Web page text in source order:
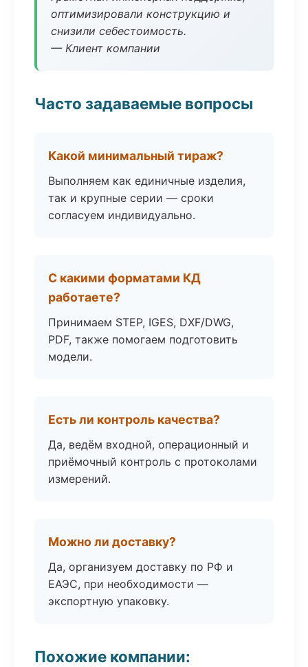
оптимизировали конструкцию и
снизили себестоимость.
— Клиент компании
Часто задаваемые вопросы
Какой минимальный тираж?
Выполняем как единичные изделия,
так и крупные серии — сроки
согласуем индивидуально.
С какими форматами КД
работаете?
Принимаем STEP, IGES, DXF/DWG,
PDF, также помогаем подготовить
модели.
Есть ли контроль качества?
Да, ведём входной, операционный и
приёмочный контроль с протоколами
измерений.
Можно ли доставку?
Да, организуем доставку по РФ и
ЕАЭС, при необходимости —
экспортную упаковку.
Похожие компании: